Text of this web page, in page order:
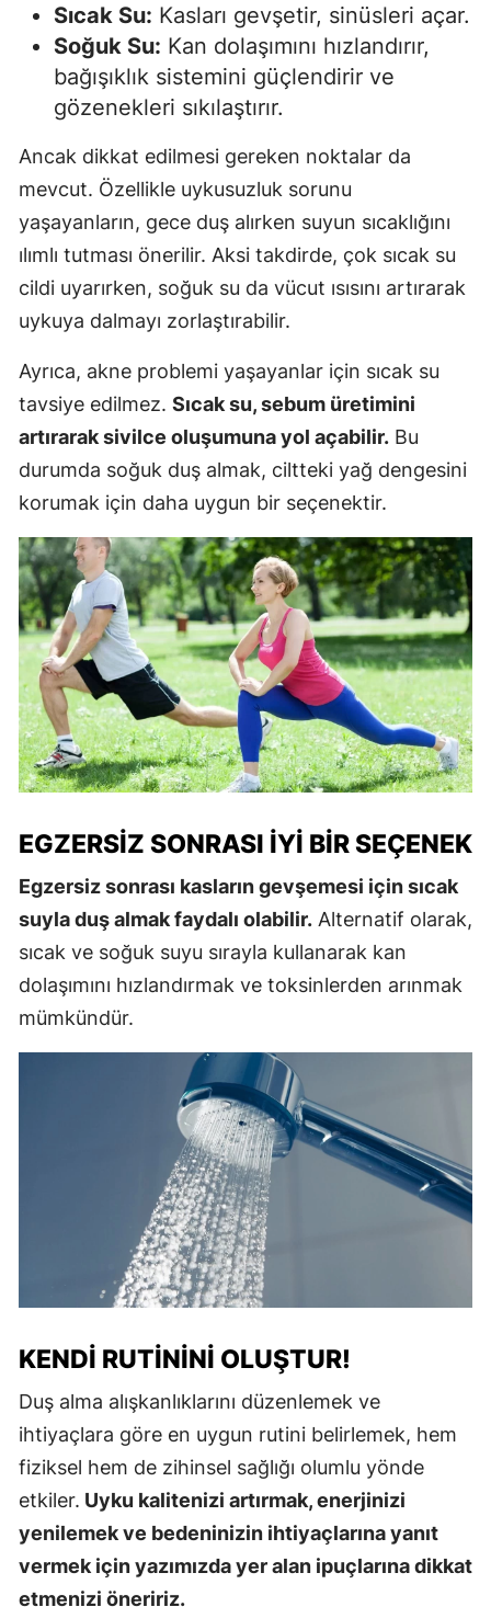
Sıcak Su: Kasları gevşetir, sinüsleri açar.
Soğuk Su: Kan dolaşımını hızlandırır,
bağışıklık sistemini güçlendirir ve
gözenekleri sıkılaştırır.
Ancak dikkat edilmesi gereken noktalar da
mevcut. Özellikle uykusuzluk sorunu
yaşayanların, gece duş alırken suyun sıcaklığını
ılımlı tutması önerilir. Aksi takdirde, çok sıcak su
cildi uyarırken, soğuk su da vücut ısısını artırarak
uykuya dalmayı zorlaştırabilir.
Ayrıca, akne problemi yaşayanlar için sıcak su
tavsiye edilmez. Sıcak su, sebum üretimini
artırarak sivilce oluşumuna yol açabilir. Bu
durumda soğuk duş almak, ciltteki yağ dengesini
korumak için daha uygun bir seçenektir.
EGZERSIZ SONRASI İYI BIR SEÇENEK
Egzersiz sonrası kasların gevşemesi için sıcak
suyla duş almak faydalı olabilir. Alternatif olarak,
sıcak ve soğuk suyu sırayla kullanarak kan
dolaşımını hızlandırmak ve toksinlerden arınmak
mümkündür.
KENDI RUTININI OLUŞTUR!
Duş alma alışkanlıklarını düzenlemek ve
ihtiyaçlara göre en uygun rutini belirlemek, hem
fiziksel hem de zihinsel sağlığı olumlu yönde
etkiler. Uyku kalitenizi artırmak, enerjinizi
yenilemek ve bedeninizin ihtiyaçlarına yanıt
vermek için yazımızda yer alan ipuçlarına dikkat
etmenizi öneririz.